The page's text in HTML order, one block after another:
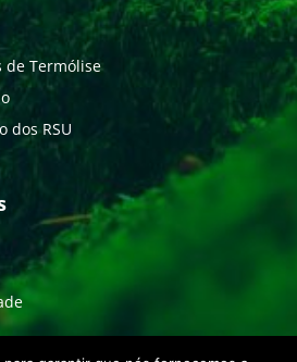
de Termólise
dos RSU